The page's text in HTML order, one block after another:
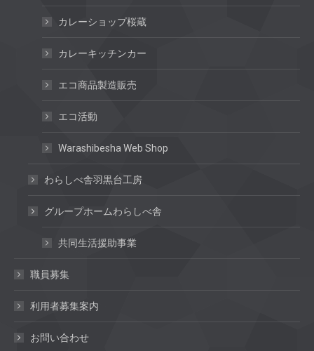
カレーショップ桜蔵
カレーキッチンカー
エコ商品製造販売
エコ活動
Warashibesha Web Shop
わらしべ舎羽黒台工房
グループホームわらしべ舎
共同生活援助事業
職員募集
利用者募集案内
お問い合わせ